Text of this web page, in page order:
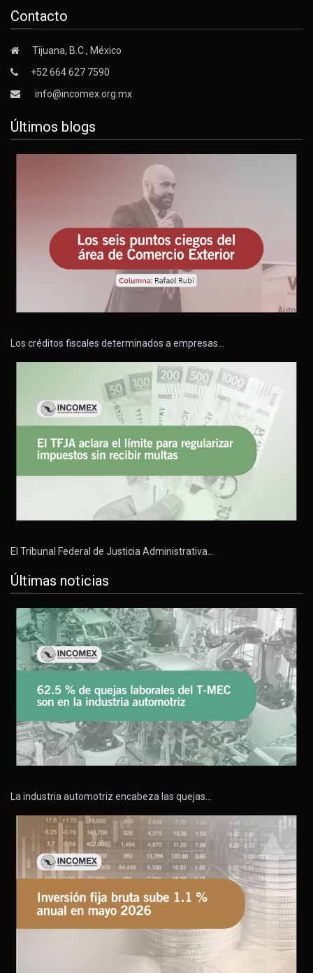
Contacto
Tijuana, B.C., México
+52 664 627 7590
info@incomex.org.mx
Últimos blogs
Los créditos fiscales determinados a empresas…
El Tribunal Federal de Justicia Administrativa…
Últimas noticias
La industria automotriz encabeza las quejas…